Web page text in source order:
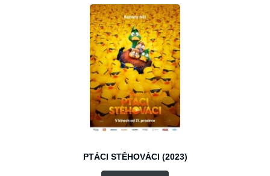
PTÁCI STĚHOVÁCI (2023)